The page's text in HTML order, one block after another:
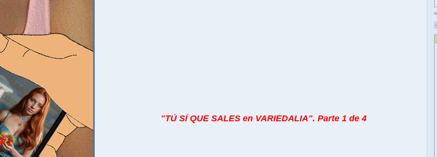
"TÚ SÍ QUE SALES en VARIEDALIA". Parte 1 de 4